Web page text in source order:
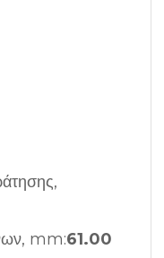
mm:61.00